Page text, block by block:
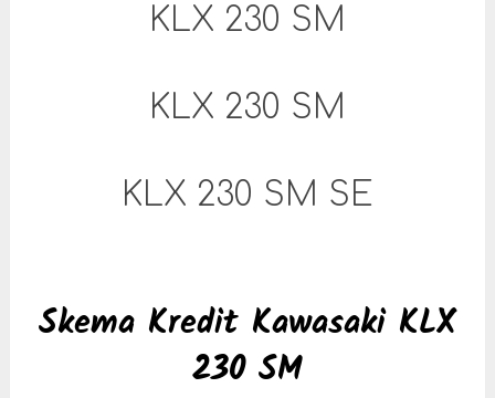
KLX 230 SM
KLX 230 SM
KLX 230 SM SE
Skema Kredit Kawasaki KLX
230 SM